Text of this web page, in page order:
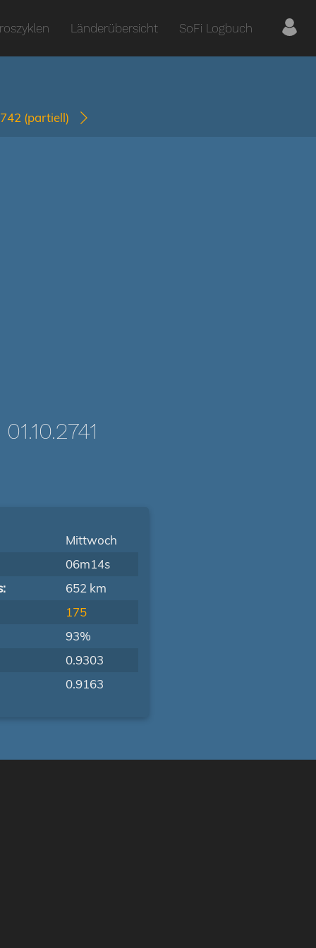
Länderübersicht SoFi Logbuch
(partiell)
Mittwoch
06m14s
652 km
175
93%
0.9303
0.9163